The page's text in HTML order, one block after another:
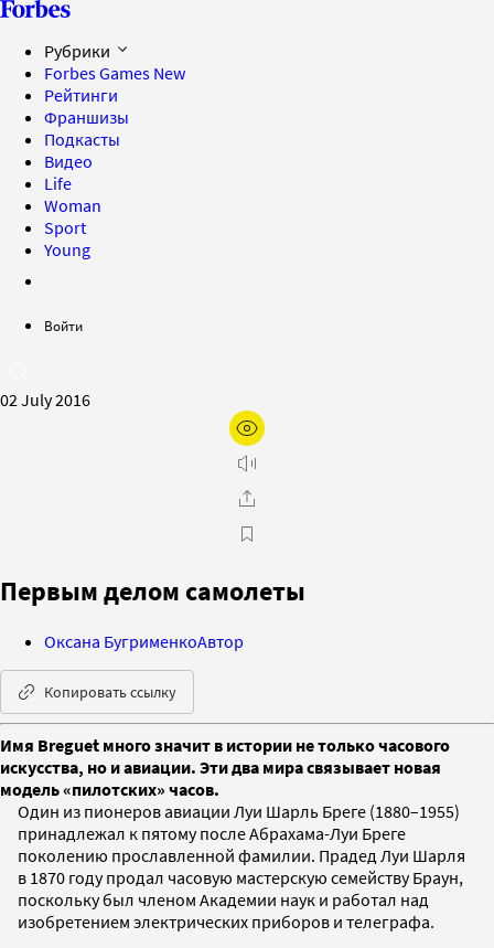
Рубрики
Forbes Games New
Рейтинги
Франшизы
Подкасты
Видео
Life
Woman
Sport
Young
Войти
02 July 2016
Первым делом самолеты
Оксана БугрименкоАвтор
Копировать ссылку
Имя Breguet много значит в истории не только часового
искусства, но и авиации. Эти два мира связывает новая
модель «пилотских» часов.
Один из пионеров авиации Луи Шарль Бреге (1880–1955)
принадлежал к пятому после Абрахама-Луи Бреге
поколению прославленной фамилии. Прадед Луи Шарля
в 1870 году продал часовую мастерскую семейству Браун,
поскольку был членом Академии наук и работал над
изобретением электрических приборов и телеграфа.